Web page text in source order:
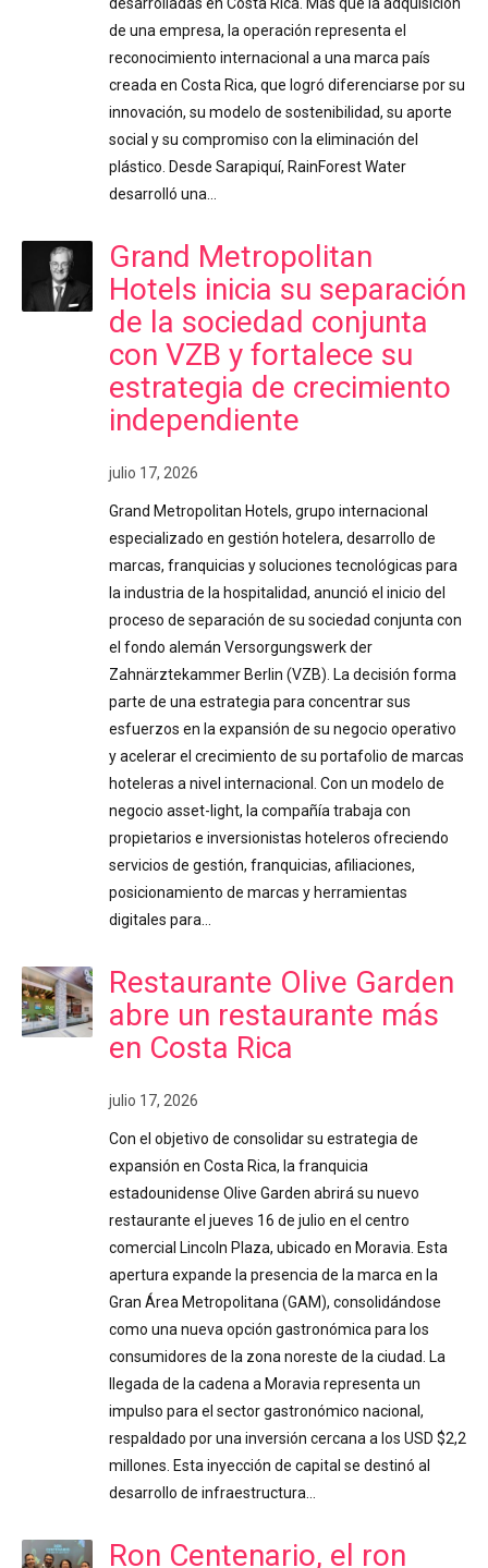
de una empresa, la operación representa el
reconocimiento internacional a una marca país
creada en Costa Rica, que logró diferenciarse por su
innovación, su modelo de sostenibilidad, su aporte
social y su compromiso con la eliminación del
plástico. Desde Sarapiquí, RainForest Water
desarrolló una…
Grand Metropolitan
Hotels inicia su separación
de la sociedad conjunta
con VZB y fortalece su
estrategia de crecimiento
independiente
julio 17, 2026
Grand Metropolitan Hotels, grupo internacional
especializado en gestión hotelera, desarrollo de
marcas, franquicias y soluciones tecnológicas para
la industria de la hospitalidad, anunció el inicio del
proceso de separación de su sociedad conjunta con
el fondo alemán Versorgungswerk der
Zahnärztekammer Berlin (VZB). La decisión forma
parte de una estrategia para concentrar sus
esfuerzos en la expansión de su negocio operativo
y acelerar el crecimiento de su portafolio de marcas
hoteleras a nivel internacional. Con un modelo de
negocio asset-light, la compañía trabaja con
propietarios e inversionistas hoteleros ofreciendo
servicios de gestión, franquicias, afiliaciones,
posicionamiento de marcas y herramientas
digitales para…
Restaurante Olive Garden
abre un restaurante más
en Costa Rica
julio 17, 2026
Con el objetivo de consolidar su estrategia de
expansión en Costa Rica, la franquicia
estadounidense Olive Garden abrirá su nuevo
restaurante el jueves 16 de julio en el centro
comercial Lincoln Plaza, ubicado en Moravia. Esta
apertura expande la presencia de la marca en la
Gran Área Metropolitana (GAM), consolidándose
como una nueva opción gastronómica para los
consumidores de la zona noreste de la ciudad. La
llegada de la cadena a Moravia representa un
impulso para el sector gastronómico nacional,
respaldado por una inversión cercana a los USD $2,2
millones. Esta inyección de capital se destinó al
desarrollo de infraestructura…
Ron Centenario, el ron